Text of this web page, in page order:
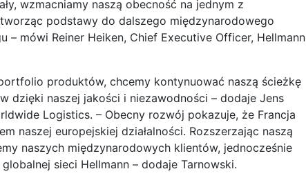
wzmacniamy naszą obecność na jednym z
podstawy do dalszego międzynarodowego
mówi Reiner Heiken, Chief Executive Officer, Hellmann
produktów, chcemy kontynuować naszą ścieżkę
dzięki naszej jakości i niezawodności – dodaje Jens
Logistics. – Obecny rozwój pokazuje, że Francja
naszej europejskiej działalności. Rozszerzając naszą
naszych międzynarodowych klientów, jednocześnie
sieci Hellmann – dodaje Tarnowski.